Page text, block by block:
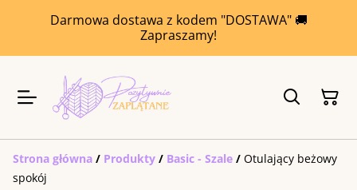
Darmowa dostawa z kodem "DOSTAWA" 🚚
Zapraszamy!
Strona główna / Produkty / Basic - Szale / Otulający beżowy
spokój